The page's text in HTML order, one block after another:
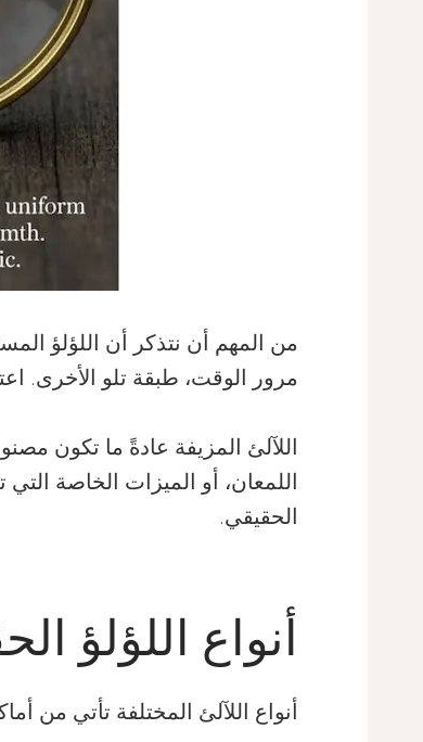
من المهم أن نتذكر أن اللؤلؤ
مرور الوقت، طبقة تلو الأخرى.
اللآلئ المزيفة عادةً ما تكون
اللمعان، أو الميزات الخاصة
الحقيقي.
أنواع اللؤلؤ
أنواع اللآلئ المختلفة تأتي من